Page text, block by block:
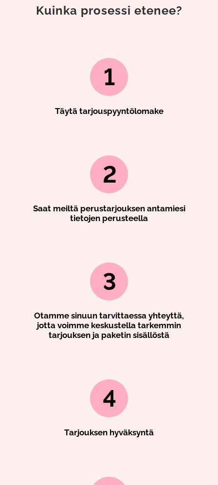
Kuinka prosessi etenee?
Täytä tarjouspyyntölomake
Saat meiltä perustarjouksen antamiesi
tietojen perusteella
Otamme sinuun tarvittaessa yhteyttä,
jotta voimme keskustella tarkemmin
tarjouksen ja paketin sisällöstä
Tarjouksen hyväksyntä